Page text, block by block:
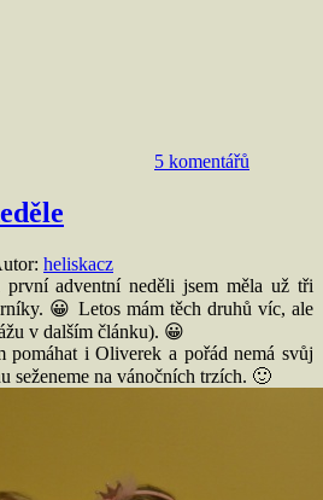
5 komentářů
heliskacz
adventní neděli jsem měla už tři
😀 Letos mám těch druhů víc, ale
v dalším článku). 😀
pomáhat i Oliverek a pořád nemá svůj
seženeme na vánočních trzích. 🙂